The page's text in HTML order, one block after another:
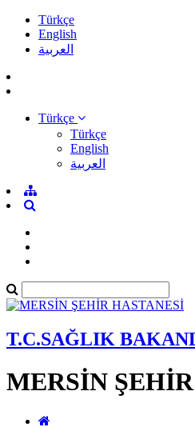
Türkçe
English
العربية
Türkçe
Türkçe
English
العربية
T.C.SAĞLIK
MERSİN